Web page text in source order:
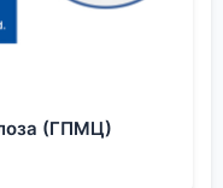
контроль качества
Иногда полезно
примесь в
как изменится
(ГПМЦ)